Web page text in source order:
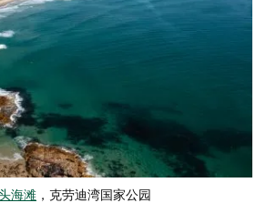
海滩 ，克劳迪湾国家公园